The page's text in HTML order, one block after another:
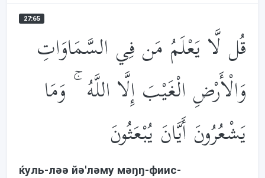
27:65
قُل لَّا يَعْلَمُ مَن فِي السَّمَاوَاتِ
وَالْأَرْضِ الْغَيْبَ إِلَّا اللَّهُ ۚ وَمَا
يَشْعُرُونَ أَيَّانَ يُبْعَثُونَ
ќуль-лəə йə'лəму мəŋŋ-фиис-